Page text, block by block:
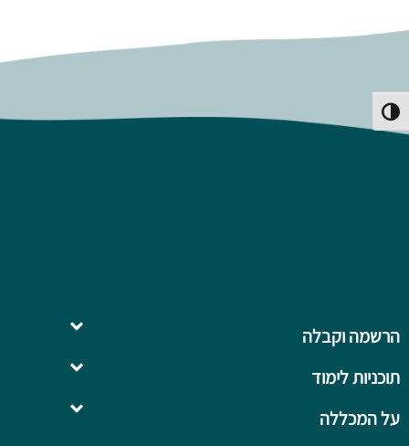
הפעל/כבה ניגודיות גבוהה
על המכללה
תוכניות לימוד
הרשמה וקבלה